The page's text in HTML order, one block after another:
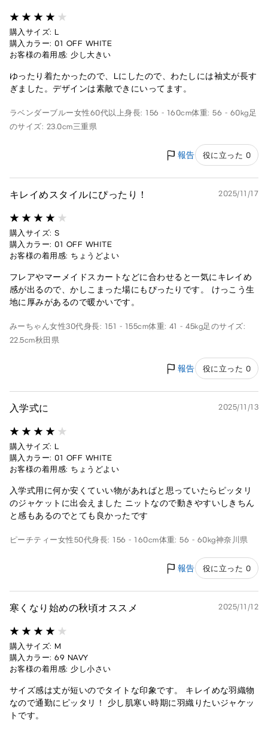
購入サイズ: L
購入カラー: 01 OFF WHITE
お客様の着用感: 少し大きい
ゆったり着たかったので、Lにしたので、わたしには袖丈が長す
ぎました。デザインは素敵できにいってます。
ラベンダーブルー女性60代以上身長: 156 - 160cm体重: 56 - 60kg足
のサイズ: 23.0cm三重県
報告 役に立った 0
キレイめスタイルにぴったり！ 2025/11/17
購入サイズ: S
購入カラー: 01 OFF WHITE
お客様の着用感: ちょうどよい
フレアやマーメイドスカートなどに合わせると一気にキレイめ
感が出るので、かしこまった場にもぴったりです。 けっこう生
地に厚みがあるので暖かいです。
みーちゃん女性30代身長: 151 - 155cm体重: 41 - 45kg足のサイズ:
22.5cm秋田県
報告 役に立った 0
入学式に 2025/11/13
購入サイズ: L
購入カラー: 01 OFF WHITE
お客様の着用感: ちょうどよい
入学式用に何か安くていい物があればと思っていたらピッタリ
のジャケットに出会えました ニットなので動きやすいしきちん
と感もあるのでとても良かったです
ピーチティー女性50代身長: 156 - 160cm体重: 56 - 60kg神奈川県
報告 役に立った 0
寒くなり始めの秋頃オススメ 2025/11/12
購入サイズ: M
購入カラー: 69 NAVY
お客様の着用感: 少し小さい
サイズ感は丈が短いのでタイトな印象です。 キレイめな羽織物
なので通勤にピッタリ！ 少し肌寒い時期に羽織りたいジャケッ
トです。